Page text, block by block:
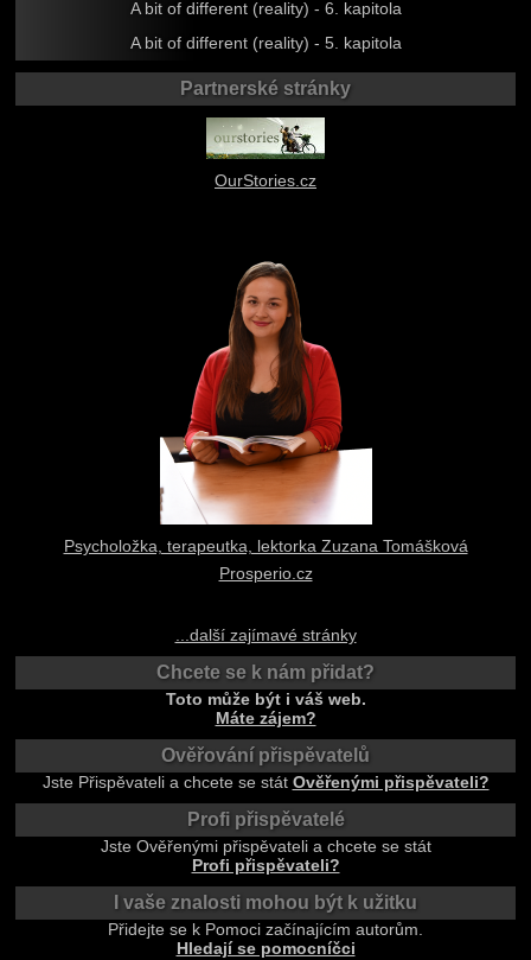
A bit of different (reality) - 6. kapitola
A bit of different (reality) - 5. kapitola
Partnerské stránky
OurStories.cz
Psycholožka, terapeutka, lektorka Zuzana Tomášková
Prosperio.cz
...další zajímavé stránky
Chcete se k nám přidat?
Toto může být i váš web.
Máte zájem?
Ověřování přispěvatelů
Jste Přispěvateli a chcete se stát Ověřenými přispěvateli?
Profi přispěvatelé
Jste Ověřenými přispěvateli a chcete se stát
Profi přispěvateli?
I vaše znalosti mohou být k užitku
Přidejte se k Pomoci začínajícím autorům.
Hledají se pomocníčci